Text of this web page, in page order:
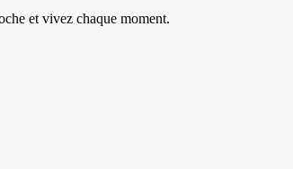
et vivez chaque moment.